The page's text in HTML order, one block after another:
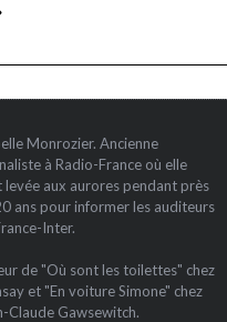
Monrozier. Ancienne
à Radio-France où elle
levée aux aurores pendant près
ans pour informer les auditeurs
Inter.
de "Où sont les toilettes" chez
et "En voiture Simone" chez
Claude Gawsewitch.